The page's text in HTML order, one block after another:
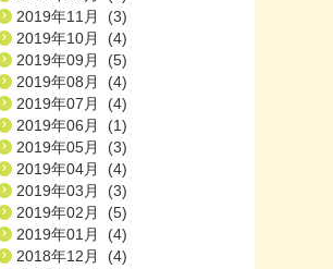
2019年11月 (3)
2019年10月 (4)
2019年09月 (5)
2019年08月 (4)
2019年07月 (4)
2019年06月 (1)
2019年05月 (3)
2019年04月 (4)
2019年03月 (3)
2019年02月 (5)
2019年01月 (4)
2018年12月 (4)